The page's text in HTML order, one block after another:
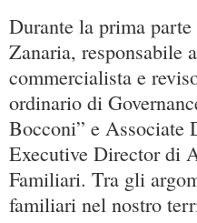
Durante la prima
Zanaria, responsabile
commercialista e
ordinario di
Bocconi” e Associate
Executive Director di
Familiari. Tra gli
familiari nel nostro